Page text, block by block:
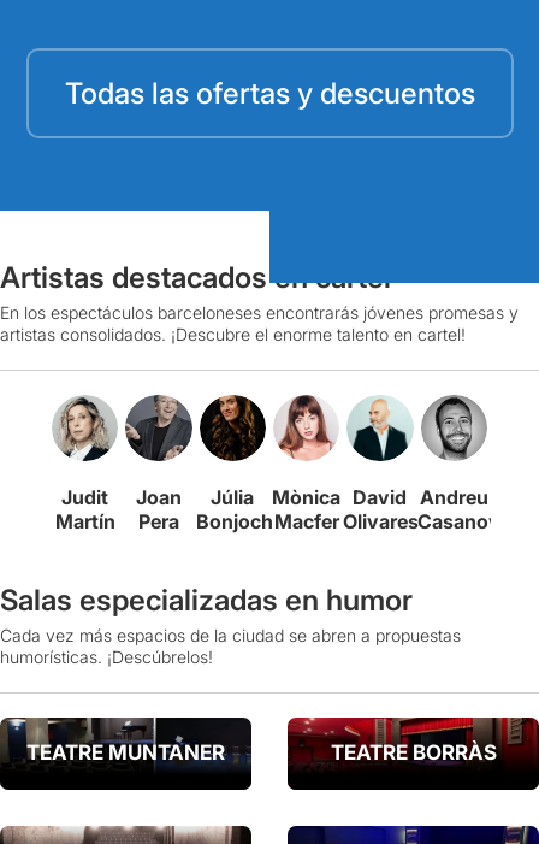
Todas las ofertas y descuentos
Artistas destacados en cartel
En los espectáculos barceloneses encontrarás jóvenes promesas y
artistas consolidados. ¡Descubre el enorme talento en cartel!
Judit
Martín
Joan
Pera
Júlia
Bonjoch
Mònica
Macfer
David
Olivares
Andreu
Casanova
Salas especializadas en humor
Cada vez más espacios de la ciudad se abren a propuestas
humorísticas. ¡Descúbrelos!
TEATRE MUNTANER TEATRE BORRÀS